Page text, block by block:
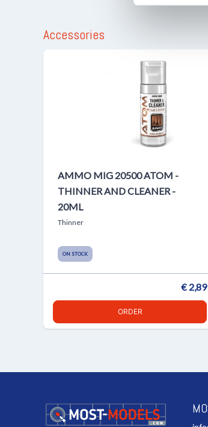
Accessories
AMMO MIG 20500 ATOM -
THINNER AND CLEANER -
20ML
Thinner
ON STOCK
€ 2,89
ORDER